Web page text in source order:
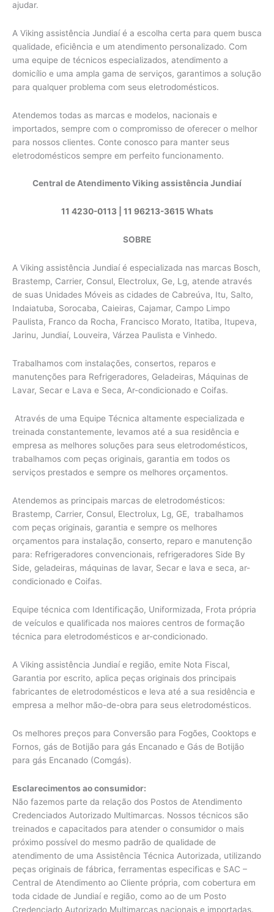
ajudar.
A Viking assistência Jundiaí é a escolha certa para quem busca
qualidade, eficiência e um atendimento personalizado. Com
uma equipe de técnicos especializados, atendimento a
domicílio e uma ampla gama de serviços, garantimos a solução
para qualquer problema com seus eletrodomésticos.
Atendemos todas as marcas e modelos, nacionais e
importados, sempre com o compromisso de oferecer o melhor
para nossos clientes. Conte conosco para manter seus
eletrodomésticos sempre em perfeito funcionamento.
Central de Atendimento Viking assistência Jundiaí
11 4230-0113| 11 96213-3615 Whats
SOBRE
A Viking assistência Jundiaí é especializada nas marcas Bosch,
Brastemp, Carrier, Consul, Electrolux, Ge, Lg, atende através
de suas Unidades Móveis as cidades de Cabreúva, Itu, Salto,
Indaiatuba, Sorocaba, Caieiras, Cajamar, Campo Limpo
Paulista, Franco da Rocha, Francisco Morato, Itatiba, Itupeva,
Jarinu, Jundiaí, Louveira, Várzea Paulista e Vinhedo.
Trabalhamos com instalações, consertos, reparos e
manutenções para Refrigeradores, Geladeiras, Máquinas de
Lavar, Secar e Lava e Seca, Ar-condicionado e Coifas.
Através de uma Equipe Técnica altamente especializada e
treinada constantemente, levamos até a sua residência e
empresa as melhores soluções para seus eletrodomésticos,
trabalhamos com peças originais, garantia em todos os
serviços prestados e sempre os melhores orçamentos.
Atendemos as principais marcas de eletrodomésticos:
Brastemp, Carrier, Consul, Electrolux, Lg, GE, trabalhamos
com peças originais, garantia e sempre os melhores
orçamentos para instalação, conserto, reparo e manutenção
para: Refrigeradores convencionais, refrigeradores Side By
Side, geladeiras, máquinas de lavar, Secar e lava e seca, ar-
condicionado e Coifas.
Equipe técnica com Identificação, Uniformizada, Frota própria
de veículos e qualificada nos maiores centros de formação
técnica para eletrodomésticos e ar-condicionado.
A Viking assistência Jundiaí e região, emite Nota Fiscal,
Garantia por escrito, aplica peças originais dos principais
fabricantes de eletrodomésticos e leva até a sua residência e
empresa a melhor mão-de-obra para seus eletrodomésticos.
Os melhores preços para Conversão para Fogões, Cooktops e
Fornos, gás de Botijão para gás Encanado e Gás de Botijão
para gás Encanado (Comgás).
Esclarecimentos ao consumidor:
Não fazemos parte da relação dos Postos de Atendimento
Credenciados Autorizado Multimarcas. Nossos técnicos são
treinados e capacitados para atender o consumidor o mais
próximo possível do mesmo padrão de qualidade de
atendimento de uma Assistência Técnica Autorizada, utilizando
peças originais de fábrica, ferramentas especificas e SAC –
Central de Atendimento ao Cliente própria, com cobertura em
toda cidade de Jundiaí e região, como ao de um Posto
Credenciado Autorizado Multimarcas nacionais e importadas.